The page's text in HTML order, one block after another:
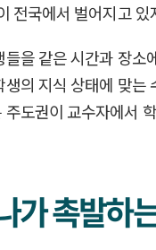
전국에서 벌어지고
을 같은 시간과 장
의 지식 상태에 맞
도권이 교수자에서
가 촉발하